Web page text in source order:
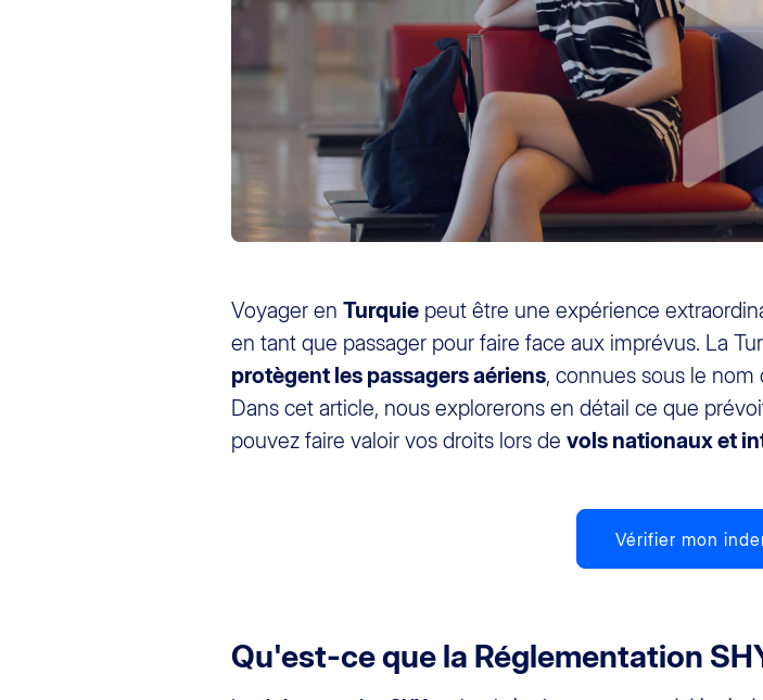
Voyager en Turquie peut être une expérience
en tant que passager pour faire face aux imprévus. La
protègent les passagers aériens, connues sous le nom
Dans cet article, nous explorerons en détail ce que
pouvez faire valoir vos droits lors de vols nationaux et
Vérifier mon
Qu'est-ce que la Réglementation